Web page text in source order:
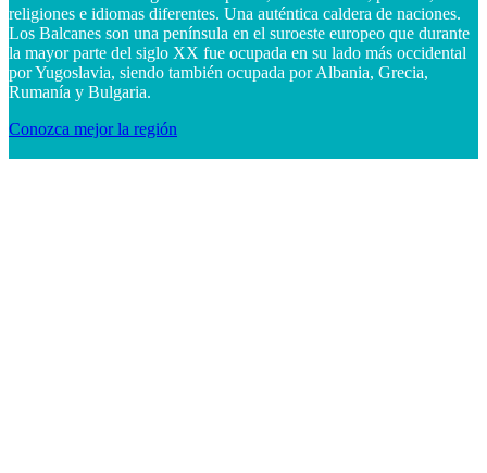
religiones e idiomas diferentes. Una auténtica caldera de naciones.
Los Balcanes son una península en el suroeste europeo que durante
la mayor parte del siglo XX fue ocupada en su lado más occidental
por Yugoslavia, siendo también ocupada por Albania, Grecia,
Rumanía y Bulgaria.
Conozca mejor la región